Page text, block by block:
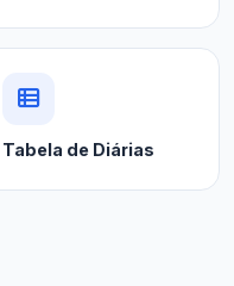
Tabela de Diárias